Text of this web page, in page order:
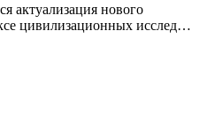
актуализация нового
цивилизационных исслед…